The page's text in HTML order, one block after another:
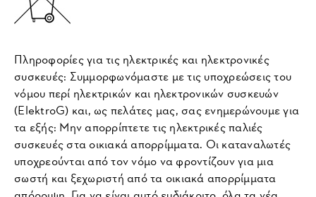
Πληροφορίες για τις ηλεκτρικές και ηλεκτρονικές
συσκευές: Συμμορφωνόμαστε με τις υποχρεώσεις του
νόμου περί ηλεκτρικών και ηλεκτρονικών συσκευών
(ElektroG) και, ως πελάτες μας, σας ενημερώνουμε για
τα εξής: Μην απορρίπτετε τις ηλεκτρικές παλιές
συσκευές στα οικιακά απορρίμματα. Οι καταναλωτές
υποχρεούνται από τον νόμο να φροντίζουν για μια
σωστή και ξεχωριστή από τα οικιακά απορρίμματα